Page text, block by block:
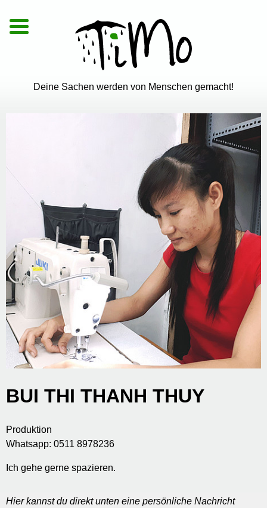
Deine Sachen werden von Menschen gemacht!
BUI THI THANH THUY
Produktion
Whatsapp: 0511 8978236
Ich gehe gerne spazieren.
Hier kannst du direkt unten eine persönliche Nachricht